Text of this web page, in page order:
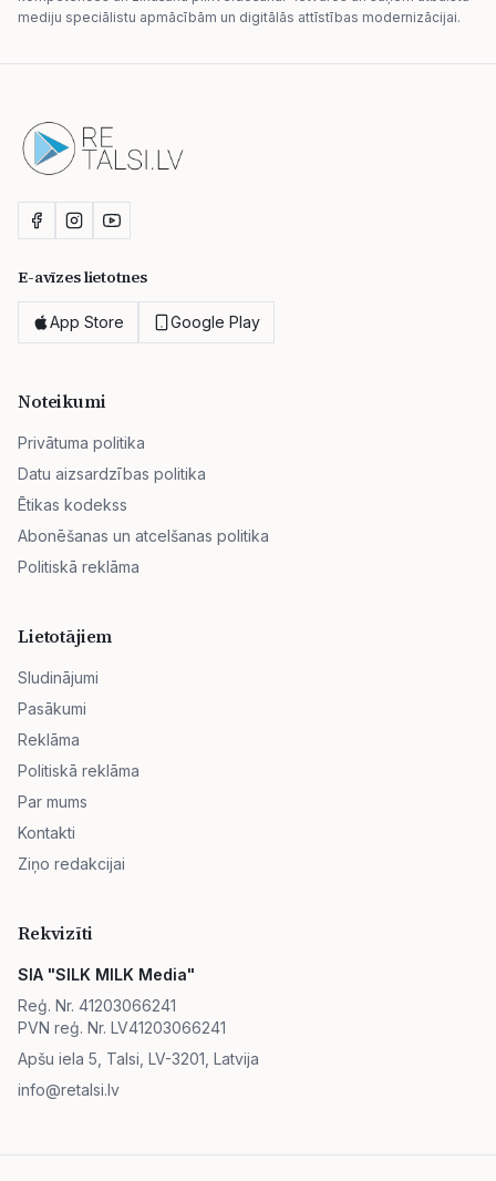
mediju speciālistu apmācībām un digitālās attīstības modernizācijai.
E-avīzes lietotnes
App Store Google Play
Noteikumi
Privātuma politika
Datu aizsardzības politika
Ētikas kodekss
Abonēšanas un atcelšanas politika
Politiskā reklāma
Lietotājiem
Sludinājumi
Pasākumi
Reklāma
Politiskā reklāma
Par mums
Kontakti
Ziņo redakcijai
Rekvizīti
SIA "SILK MILK Media"
Reģ. Nr. 41203066241
PVN reģ. Nr. LV41203066241
Apšu iela 5, Talsi, LV-3201, Latvija
info@retalsi.lv